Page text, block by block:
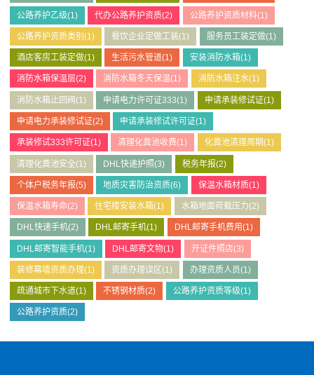
公路养护乙级(1) 代办公路养护资质(2) 公路养护资质材料(1)
公路养护资质类别 (1) 餐饮企业定做工装(1) 服务员工装定做(1)
酒店客房工装定做(1) 生活污水管道(1) 安装消防水箱(1)
消防水箱保温层(2) 消防水箱冬天保温(1) 消防水箱注水(1)
消防水箱止回阀 (1) 申请电力许可证333(1) 申请承装修试证(1)
申请电力承装修试证(2) 申请承装修试许可证(1)
承装修试333许可证(1) 清理化粪池收费(1) 化粪池清理周期(1)
清理化粪池安全(1) DHL快递护照(3) 税务年报(2)
个体户税务年报(5) 地质灾害防治资质(6) 保温水箱材质(1)
保温水箱寿命(2) 住宅楼安装水箱(1) 水箱地面荷载压力(2)
DHL快递手机(2) DHL邮寄手机(1) DHL邮寄手机费用(1)
DHL邮寄智能手机(1) DHL邮寄文物(1) 开证件照店(3)
装修幕墙资质办理(1) 资质办理误区 (1) 办理资质人员(1)
疏通城市下水道(1) 不锈钢材质(2) 公路养护资质等级(1)
公路养护资质(2)